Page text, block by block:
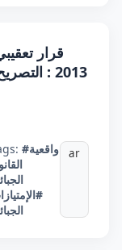
2013 :
#واقعية
ar